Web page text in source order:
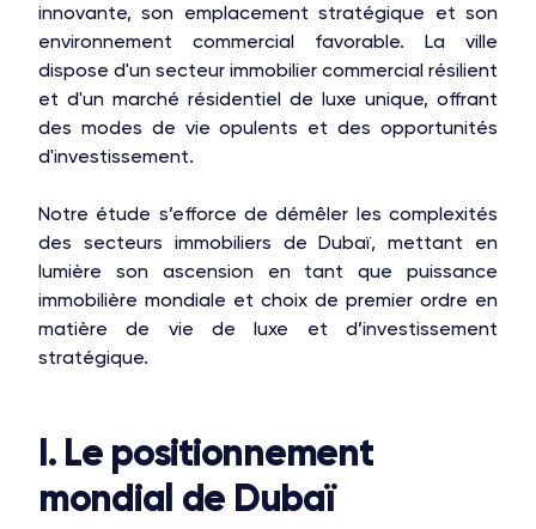
innovante, son emplacement stratégique et son
environnement commercial favorable. La ville
dispose d'un secteur immobilier commercial résilient
et d'un marché résidentiel de luxe unique, offrant
des modes de vie opulents et des opportunités
d'investissement.
Notre étude s’efforce de démêler les complexités
des secteurs immobiliers de Dubaï, mettant en
lumière son ascension en tant que puissance
immobilière mondiale et choix de premier ordre en
matière de vie de luxe et d’investissement
stratégique.
I. Le positionnement
mondial de Dubaï